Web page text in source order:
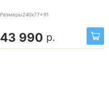
Размеры240x77x91
43 990 р.